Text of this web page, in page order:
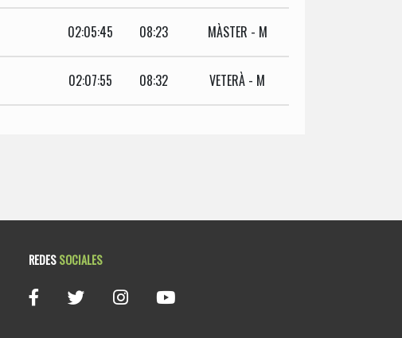
02:05:45 08:23 MÀSTER - M
02:07:55 08:32 VETERÀ - M
REDESSOCIALES